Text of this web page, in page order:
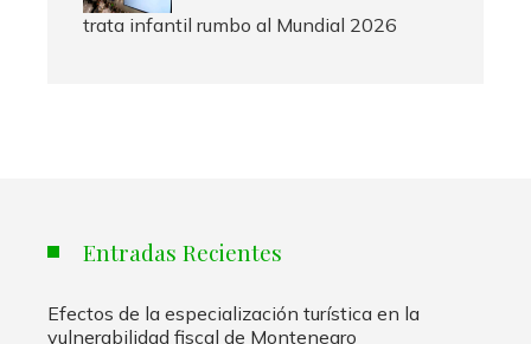
trata infantil rumbo al Mundial 2026
Entradas Recientes
Efectos de la especialización turística en la
vulnerabilidad fiscal de Montenegro